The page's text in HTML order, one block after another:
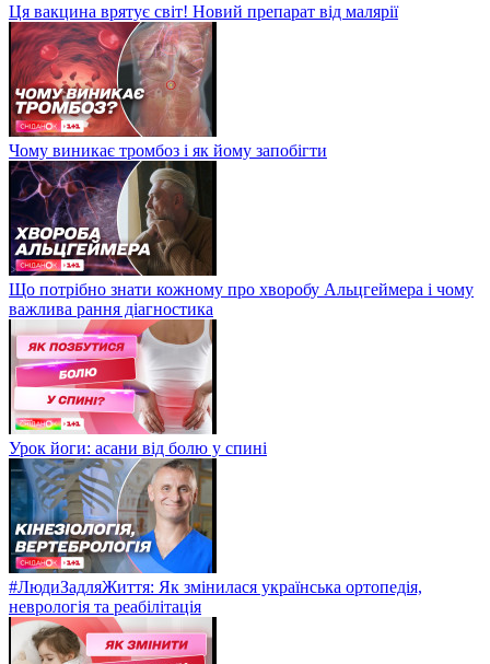
Ця вакцина врятує світ! Новий препарат від малярії
Чому виникає тромбоз і як йому запобігти
Що потрібно знати кожному про хворобу Альцгеймера і чому
важлива рання діагностика
Урок йоги: асани від болю у спині
#ЛюдиЗадляЖиття: Як змінилася українська ортопедія,
неврологія та реабілітація